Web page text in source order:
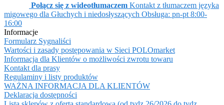
Połącz się z wideotłumaczem Kontakt z tłumaczem języka
migowego dla Głuchych i niedosłyszących Obsługa: pn-pt 8:00-
16:00
Informacje
Formularz Sygnaliści
Wartości i zasady postępowania w Sieci POLOmarket
Informacja dla Klientów o możliwości zwrotu towaru
Kontakt dla prasy
Regulaminy i listy produktów
WAŻNA INFORMACJA DLA KLIENTÓW
Deklaracja dostępności